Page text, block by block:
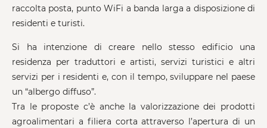
raccolta posta, punto WiFi a banda larga a disposizione di
residenti e turisti.
Si ha intenzione di creare nello stesso edificio una
residenza per traduttori e artisti, servizi turistici e altri
servizi per i residenti e, con il tempo, sviluppare nel paese
un “albergo diffuso”.
Tra le proposte c’è anche la valorizzazione dei prodotti
agroalimentari a filiera corta attraverso l’apertura di un